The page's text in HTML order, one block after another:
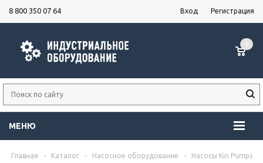
8 800 350 07 64 Вход Регистрация
МЕНЮ
0
Главная - Каталог - Насосное оборудование -
Насосы Kin Pumps